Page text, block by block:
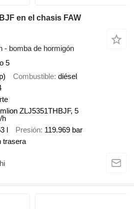
en el chasis FAW
- bomba de hormigón
5
Combustible diésel
ZLJ5351THBJF, 5
h
l Presión 119.969 bar
trasera